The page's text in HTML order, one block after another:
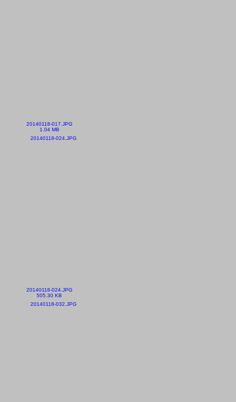
20140118-017.JPG
1.04 MB
20140118-024.JPG
505.30 KB